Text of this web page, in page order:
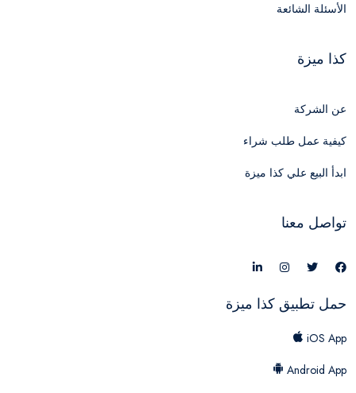
الأسئلة الشائعة
كذا ميزة
عن الشركة
كيفية عمل طلب شراء
ابدأ البيع علي كذا ميزة
تواصل معنا
حمل تطبيق كذا ميزة
iOS App
Android App